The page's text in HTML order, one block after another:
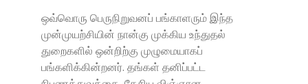
ஒவ்வொரு பெருநிறுவனப் பங்காளரும் இந்த
முன்முயற்சியின் நான்கு முக்கிய உந்துதல்
துறைகளில் ஒன்றிற்கு முழுமையாகப்
பங்களிக்கின்றனர். தங்கள் தனிப்பட்ட